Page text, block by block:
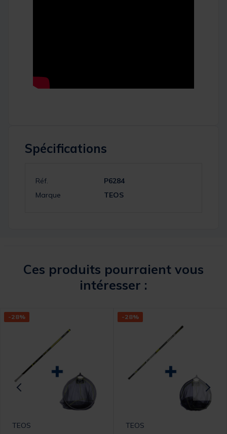
Spécifications
Réf.
P6284
Marque
TEOS
Ces produits pourraient vous
intéresser :
-28%
TEOS
-28%
TEOS